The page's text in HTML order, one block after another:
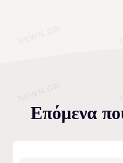
Επόμενα